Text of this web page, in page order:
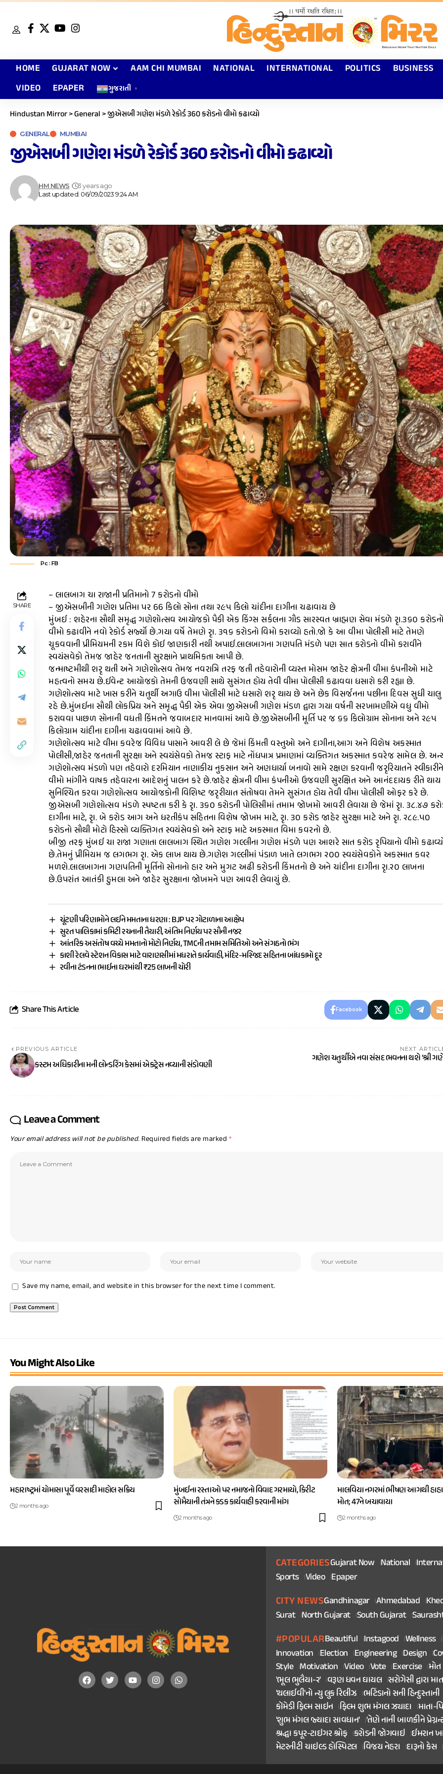
HOME GUJARAT NOW AAM CHI MUMBAI NATIONAL INTERNATIONAL POLITICS
BUSINESS
VIDEO
EPAPER ગુજરાતી ▼
Hindustan Mirror>General >જીએસબી ગણેશ મંડળે રેકોર્ડ 360 કરોડનો વીમો કઢાવ્યો
GENERAL MUMBAI
જીએસબી ગણેશ મંડળે રેકોર્ડ 360 કરોડનો વીમો કઢાવ્યો
Last updated: 06/09/2023 9:24 AM
HM NEWS 3 years ago
Pc : FB
SHARE
– લાલબાગ ચા રાજાની પ્રતિમાનો 7 કરોડનો વીમો
– જીએસબીની ગણેશ પ્રતિમા પર 66 કિલો સોના તથા ૨૯૫ કિલો ચાંદીના દાગીના ચઢાવાય છે
મુંબઈ : શહેરના સૌથી સમૃદ્ધ ગણેશોત્સવ આયોજકો પૈકી એક કિંગ્સ સર્કલના ગૌડ સારસ્વત બ્રાહ્મણ સેવા મંડળે રૃા.૩૬૦
વીમો કઢાવીને નવો રેકોર્ડ સર્જ્યો છે.ગયા વર્ષે તેમણે રૃા. ૩૧૬ કરોડનો વિમો કરાવ્યો હતો.જો કે આ વીમા પોલીસી માટે તેમણે
ચૂકવવાની પ્રીમિયમની રકમ વિશે કોઈ જાણકારી નથી અપાઈ.લાલબાગના ગણપતિ મંડળે પણ સાત કરોડનો વીમો કરાવીને
સ્વયંસવેકો તેમજ જાહેર જનતાની સુરક્ષાને પ્રાથમિકતા આપી છે.
જન્માષ્ટમીથી શરૃ થતી અને ગણેશોત્સવ તેમજ નવરાત્રિ તરફ જતી તહેવારોની વ્યસ્ત મોસમ જાહેર ક્ષેત્રની વીમા કંપનીઓ માટે
મહત્વનો સમય છે.ઈવેન્ટ આયોજકો તેમની ઉજવણી સાથે સુસંગત હોય તેવી વીમા પોલીસી કઢાવવા ધસારો કરી રહ્યા છે.
ગણેશોત્સવ માટે ખાસ કરીને ચતુર્થી અગાઉ વીમા પોલીસી માટે ધસારો શરૃ થાય છે અને છેક વિસર્જનના પછીના દિવસ સુધી ચાલુ
રહે છે.મુંબઈના સૌથી લોકપ્રિય અને સમૃદ્ધ પૈકી એક એવા જીએસબી ગણેશ મંડળ દ્વારા ગયા વર્ષની સરખામણીએ વધુ વીમો
કરાવવા પાછળ સોનાની વધતી કિંમતને જવાબદાર માનવામાં આવે છે.જીએસબીની મૂર્તિ પર જ ૬૬ કિલોગ્રામ સોનાના અને ૨૯૫
કિલોગ્રામ ચાંદીના દાગીના ચઢાવવામાં આવે છે.
ગણેશોત્સવ માટે વીમા કવરેજ વિવિધ પાસાને આવરી લે છે જેમાં કિંમતી વસ્તુઓ અને દાગીના,આગ અને વિશેષ અકસ્માત
પોલીસી,જાહેર જનતાની સુરક્ષા અને સ્વયંસેવકો તેમજ સ્ટાફ માટે નોંધપાત્ર પ્રમાણમાં વ્યક્તિગત અકસ્માત કવરેજ સામેલ છે.
ગણેશોત્સવ મંડળો પણ તહેવારો દરમિયાન નાણાકીય નુકસાન અને અણધાર્યા બનાવો સામે રક્ષણ કરવાની જરૃરિયાતને
વીમો માંગીને વાષક તહેવારના આદેશનું પાલન કરે છે.જાહેર ક્ષેત્રની વીમા કંપનીઓ ઉજવણી સુરક્ષિત અને આનંદદાયક રીતે
સુનિશ્ચિત કરવા ગણેશોત્સવ આયોજકોની વિશિષ્ટ જરૃરીયાત સંતોષવા તેમને સુસંગત હોય તેવી વીમા પોલીસી ઓફર કરે છે.
જીએસબી ગણેશોત્સવ મંડળે સ્પષ્ટતા કરી કે રૃા. ૩૬૦ કરોડની પોલિસીમાં તમામ જોખમો આવરી લેવાયા છે જેમાં રૃા. ૩૮.૪૭
દાગીના માટે, રૃા. બે કરોડ આગ અને ધરતીકંપ સહિતના વિશેષ જોખમ માટે, રૃા. ૩૦ કરોડ જાહેર સુરક્ષા માટે અને રૃા. ૨૮૯.૫૦
કરોડનો સૌથી મોટો હિસ્સો વ્યક્તિગત સ્વયંસેવકો અને સ્ટાફ માટે અકસ્માત વિમા કવરનો છે.
બીજી તરફ મુંબઈ ચા રાજા ગણાતા લાલબાગ સ્થિત ગણેશ ગલ્લીના ગણેશ મંડળે પણ આશરે સાત કરોડ રૃપિયાનો વીમો
છે.તેમનું પ્રીમિયમ જ લગભગ રૃા. એક લાખ થાય છે.ગણેશ ગલ્લીમાં પંડાળ ખાતે લગભગ ૨૦૦ સ્વયંસેવકોને અકસ્માત કવર
મળશે.લાલબાગના ગણપતિની મૂર્તિનો સોનાનો હાર અને મુગટ અઢી કરોડની કિંમતનો છે અને ચાંદીના દાગીના રૃા.૨૦ લાખના
છે.ઉપરાંત આતંકી હુમલા અને જાહેર સુરક્ષાના જોખમને પણ આવરી લેવાયું છે.
ચૂંટણી પરિણામોને લઈને મમતાના ધરણા : BJP પર ગોટાળાના આક્ષેપ
સુરત પાલિકામાં કમિટી રચનાની તૈયારી, અંતિમ નિર્ણય પર સૌની નજર
આંતરિક અસંતોષ વચ્ચે મમતાનો મોટો નિર્ણય, TMCની તમામ સમિતિઓ અને સંગઠનો ભંગ
કાશી રેલવે સ્ટેશન વિકાસ માટે વારાણસીમાં મધરાતે કાર્યવાહી, મંદિર-મસ્જિદ સહિતના બાંધકામો દૂર
રવીના ટંડનના ભાઈના ઘરમાંથી ₹25 લાખની ચોરી
Share This Article Facebook
PREVIOUS ARTICLE
કસ્ટમ અધિકારીના મની લોન્ડરિંગ કેસમાં એકટ્રેસ નવ્યાની સંડોવણી
NEXT
ગણેશ ચતુર્થીએ નવા સંસદ ભવનના થશે ‘શ્રી
Leave a Comment
Your email address will not be published. Required fields are marked *
Save my name, email, and website in this browser for the next time I comment.
You Might Also Like
મહારાષ્ટ્રમાં ચોમાસા પૂર્વે વરસાદી માહોલ સક્રિય
2 months ago
મુંબઈના રસ્તાઓ પર નમાજનો વિવાદ ગરમાયો, કિરીટ
સોમૈયાની તંત્રને કડક કાર્યવાહી કરવાની માંગ
2 months ago
માલવિયા નગરમાં ભીષણ આગથી
મોત; 47ને બચાવાયા
2 months ago
CATEGORIESGujarat Now National
Sports Video Epaper
CITY NEWSGandhinagar Ahmedabad
Surat North Gujarat South Gujarat
#POPULARBeautiful Instagood Wellness
Innovation Election Engineering Design
Style Motivation Video Vote Exercise મોત
'ભૂલ ભુલૈયા-૨' વરૂણ ધવન ઘાયલ સરોગેસી દ્વારા
'થલાઈવી'નો ન્યુ લુક રિલીઝ ભટિંડાનો સની હિન્દુસ્તાની
કૉમેડી ફિલ્મ સાઇન ફિલ્મ શુભ મંગલ ઝ્યાદા માતા-
'શુભ મંગલ જ્યાદા સાવધાન' 'તેણે નાની બાળકીને
શ્રદ્ધા કપૂર-ટાઇગર શ્રોફ કરોડની જોગવાઇ ઈમરાન
મેટરનીટી ચાઇલ્ડ હોસ્પિટલ વિજય નેહરા દારૂનો કેસ